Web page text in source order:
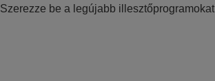
Szerezze be a legújabb illesztőprogramokat